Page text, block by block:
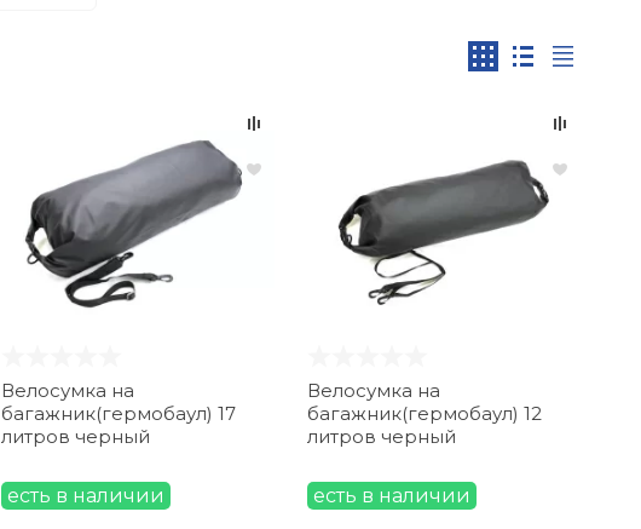
Велосумка на
багажник(гермобаул) 17
литров черный
есть в наличии
Велосумка на
багажник(гермобаул) 12
литров черный
есть в наличии